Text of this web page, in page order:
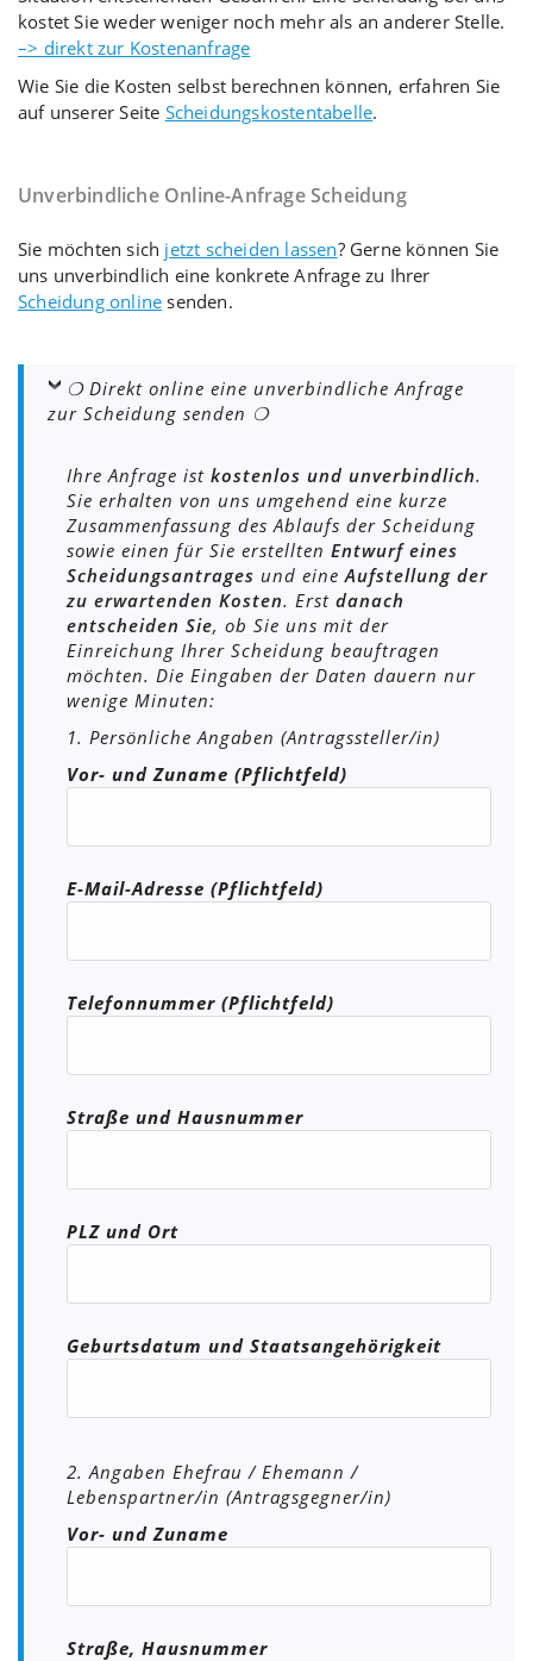
kostet Sie weder weniger noch mehr als an anderer Stelle.
–> direkt zur Kostenanfrage
Wie Sie die Kosten selbst berechnen können, erfahren Sie
auf unserer Seite Scheidungskostentabelle.
Unverbindliche Online-Anfrage Scheidung
Sie möchten sich jetzt scheiden lassen? Gerne können Sie
uns unverbindlich eine konkrete Anfrage zu Ihrer
Scheidung online senden.
❍ Direkt online eine unverbindliche Anfrage
zur Scheidung senden ❍
Ihre Anfrage ist kostenlos und unverbindlich.
Sie erhalten von uns umgehend eine kurze
Zusammenfassung des Ablaufs der Scheidung
sowie einen für Sie erstellten Entwurf eines
Scheidungsantrages und eineAufstellung der
zu erwartenden Kosten. Erst danach
entscheiden Sie, ob Sie uns mit der
Einreichung Ihrer Scheidung beauftragen
möchten. Die Eingaben der Daten dauern nur
wenige Minuten:
1. Persönliche Angaben (Antragssteller/in)
Vor- und Zuname (Pflichtfeld)
E-Mail-Adresse (Pflichtfeld)
Telefonnummer (Pflichtfeld)
Straße und Hausnummer
PLZ und Ort
Geburtsdatum und Staatsangehörigkeit
2. Angaben Ehefrau / Ehemann /
Lebenspartner/in (Antragsgegner/in)
Vor- und Zuname
Straße, Hausnummer